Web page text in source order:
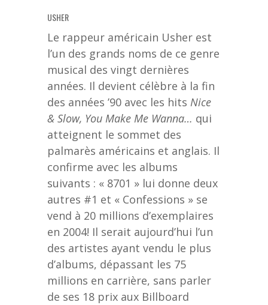
USHER
Le rappeur américain Usher est
l’un des grands noms de ce genre
musical des vingt dernières
années. Il devient célèbre à la fin
des années ’90 avec les hits Nice
& Slow, You Make Me Wanna… qui
atteignent le sommet des
palmarès américains et anglais. Il
confirme avec les albums
suivants : « 8701 » lui donne deux
autres #1 et « Confessions » se
vend à 20 millions d’exemplaires
en 2004! Il serait aujourd’hui l’un
des artistes ayant vendu le plus
d’albums, dépassant les 75
millions en carrière, sans parler
de ses 18 prix aux Billboard